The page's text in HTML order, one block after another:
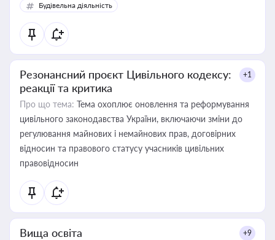
Будівельна діяльність
Резонансний проєкт Цивільного кодексу:
реакції та критика
+1
Про що тема: Тема охоплює оновлення та реформування
цивільного законодавства України, включаючи зміни до
регулювання майнових і немайнових прав, договірних
відносин та правового статусу учасників цивільних
правовідносин
Вища освіта +9